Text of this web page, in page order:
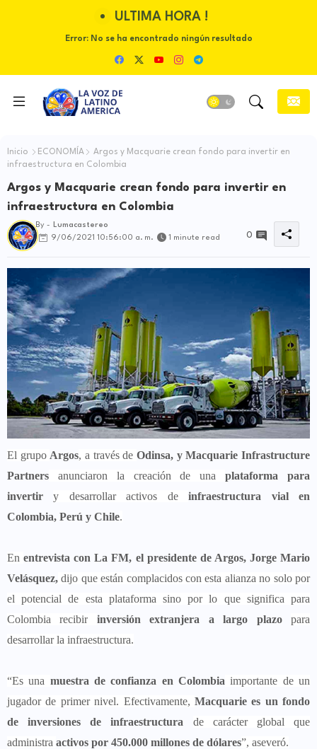
ULTIMA HORA !
Error:No se ha encontrado ningún resultado
Inicio ECONOMÍA
Argos y Macquarie crean fondo para invertir en
infraestructura en Colombia
Argos y Macquarie crean fondo para invertir en
infraestructura en Colombia
By -
Lumacastereo
9/06/2021 10:56:00 a. m.
1 minute read 0
El grupo Argos, a través de Odinsa, y Macquarie Infrastructure
Partners
anunciaron la creación de una
plataforma para
invertiry desarrollar activos de
infraestructura vial en
Colombia, Perú y Chile.
En entrevista con La FM, el presidente de Argos, Jorge Mario
Velásquez, dijo que están complacidos con esta alianza no solo por
el potencial de esta plataforma sino por lo que significa para
Colombia recibir
inversión extranjera a largo plazopara
desarrollar la infraestructura.
“Es una muestra de confianza en Colombia importante de un
jugador de primer nivel. Efectivamente, Macquarie es un fondo
de inversiones de infraestructura de carácter global que
administra activos por 450.000 millones de dólares”, aseveró.